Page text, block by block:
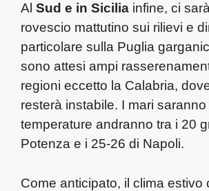
Al Sud e in Sicilia infine, ci
rovescio mattutino sui rilievi e
particolare sulla Puglia
sono attesi ampi
regioni eccetto la Calabria,
resterà instabile. I mari
temperature andranno tra i 20
Potenza e i 25-26 di Napoli.
Come anticipato, il clima estivo